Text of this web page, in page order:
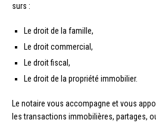
surs :
Le droit de la famille,
Le droit commercial,
Le droit fiscal,
Le droit de la propriété immobilier.
Le notaire vous accompagne et vous
les transactions immobilières, partages,